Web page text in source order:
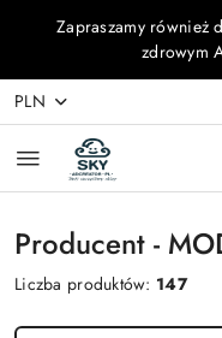
Przejdź do treści
Przejdź do
Przejdź do moje
Przejdź do menu
Przejdź do stopki
Zapraszamy również
zdrowym
PLN
Producent -
Liczba produktów: 147